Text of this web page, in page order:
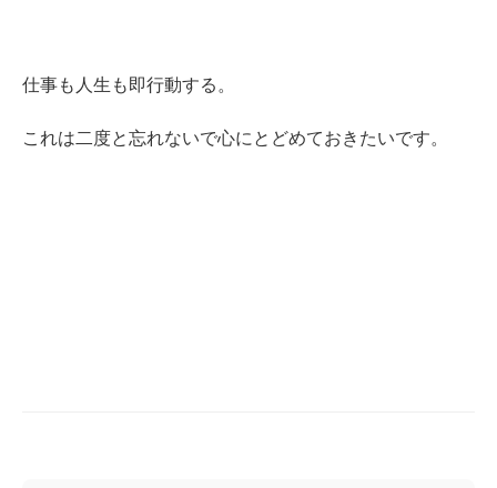
仕事も人生も即行動する。
これは二度と忘れないで心にとどめておきたいです。